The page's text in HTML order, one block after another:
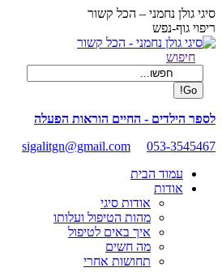
Skip
to
content
סיגי גולן נחמני – הכל קשור
ריפוי גוף-נפש
Facebook
opens
new
window
Search:
חיפוש
לספר הילדים - החיים הוראות הפעלה
sigalitgn@gmail.com
053-3545467
עמוד הבית
אודות
אודות סיגי
מהות הטיפול ועלותו
איך באים לטיפול
מה חשים
תחושות אחרי